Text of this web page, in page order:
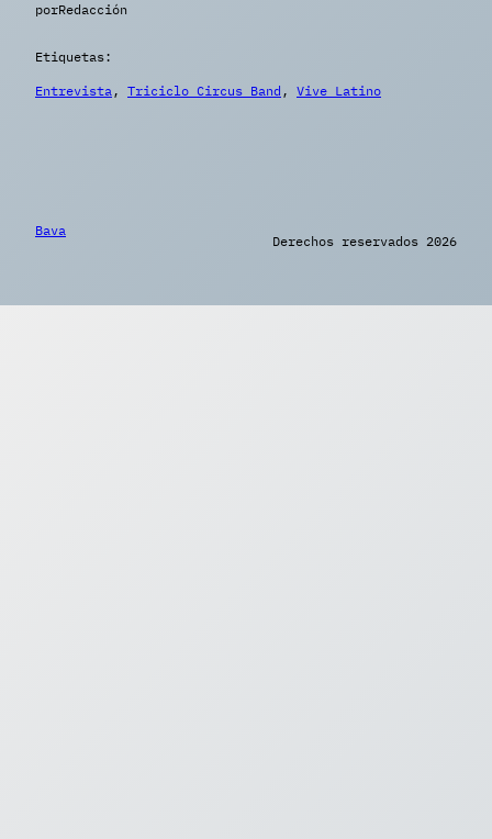
porRedacción
Etiquetas:
Entrevista, Triciclo Circus Band , Vive Latino
Bava
Derechos reservados 2026